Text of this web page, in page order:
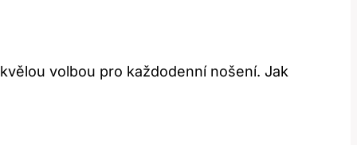
volbou pro každodenní nošení. Jak